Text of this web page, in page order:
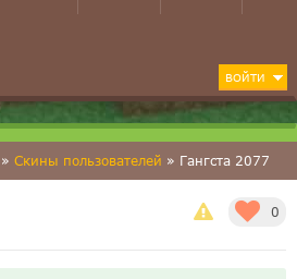
ВОЙТИ
» Скины пользователей » Гангста 2077
0